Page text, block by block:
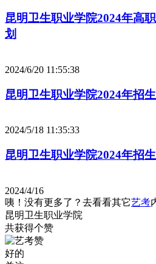
昆明卫生职业学院2024年高
划
2024/6/20 11:55:38
昆明卫生职业学院2024年招
2024/5/18 11:35:33
昆明卫生职业学院2024年招
2024/4/16
咦！没有更多了？去看看其它艺考
昆明卫生职业学院
共获得个赞
好的